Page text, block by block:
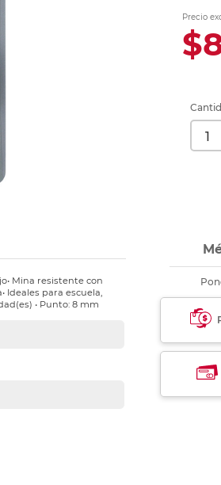
Precio
Mina resistente con
Ideales para escuela,
• Punto: 8 mm